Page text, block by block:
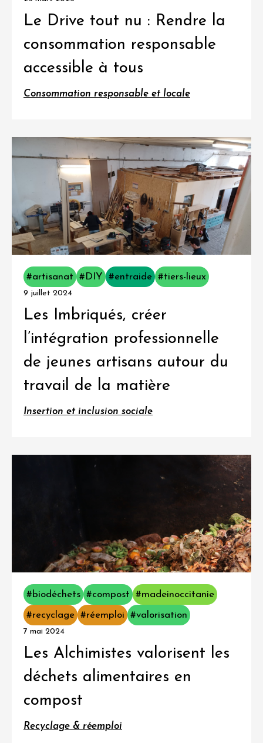
Le Drive tout nu : Rendre la
consommation responsable
accessible à tous
Consommation responsable et locale
#artisanat #DIY #entraide #tiers-lieux
9 juillet 2024
Les Imbriqués, créer
l’intégration professionnelle
de jeunes artisans autour du
travail de la matière
Insertion et inclusion sociale
#biodéchets #compost #madeinoccitanie
#recyclage #réemploi #valorisation
7 mai 2024
Les Alchimistes valorisent les
déchets alimentaires en
compost
Recyclage & réemploi